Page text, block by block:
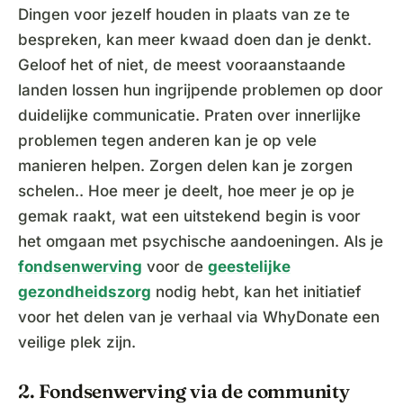
Dingen voor jezelf houden in plaats van ze te
bespreken, kan meer kwaad doen dan je denkt.
Geloof het of niet, de meest vooraanstaande
landen lossen hun ingrijpende problemen op door
duidelijke communicatie. Praten over innerlijke
problemen tegen anderen kan je op vele
manieren helpen. Zorgen delen kan je zorgen
schelen.. Hoe meer je deelt, hoe meer je op je
gemak raakt, wat een uitstekend begin is voor
het omgaan met psychische aandoeningen. Als je
fondsenwerving voor de geestelijke
gezondheidszorg nodig hebt, kan het initiatief
voor het delen van je verhaal via WhyDonate een
veilige plek zijn.
2. Fondsenwerving via de community